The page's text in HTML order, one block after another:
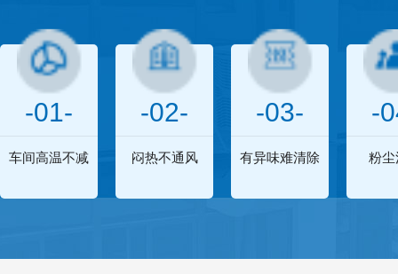
-01-
车间高温不减
-02-
闷热不通风
-03-
有异味难清除
-
粉尘